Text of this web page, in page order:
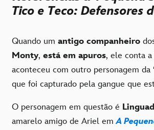
Tico e Teco: Defensores
Quando um antigo companheiro
Monty, está em apuros, ele conta a
aconteceu com outro personagem da
que foi capturado pela gangue que
O personagem em questão é
amarelo amigo de Ariel emA